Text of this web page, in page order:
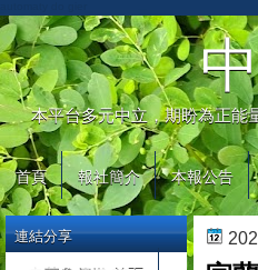
本平台多元中立，期盼為正能
首頁 報社簡介 本報公告
連結分享